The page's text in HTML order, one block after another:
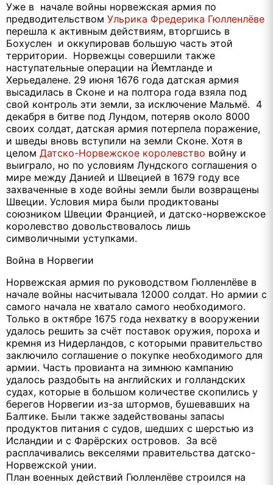
Уже в начале войны норвежская армия по
предводительством Ульрика Фредерика Гюлленлёве
перешла к активным действиям, вторгшись в
Бохуслен и оккупировав большую часть этой
территории. Норвежцы совершили также
наступательные операции на Йемтланде и
Херьедалене. 29 июня 1676 года датская армия
высадилась в Сконе и на полтора года взяла под
свой контроль эти земли, за исключение Мальмё. 4
декабря в битве под Лундом, потеряв около 8000
своих солдат, датская армия потерпела поражение,
и шведы вновь вступили на земли Сконе. Хотя в
целом Датско-Норвежское королевство войну и
выиграло, но по условиям Лундского соглашения о
мире между Данией и Швецией в 1679 году все
захваченные в ходе войны земли были возвращены
Швеции. Условия мира были продиктованы
союзником Швеции Францией, и датско-норвежское
королевство довольствовалось лишь
символичными уступками.
Война в Норвегии
Норвежская армия по руководством Гюлленлёве в
начале войны насчитывала 12000 солдат. Но армии с
самого начала не хватало самого необходимого.
Только в октябре 1675 года нехватку в вооружении
удалось решить за счёт поставок оружия, пороха и
кремня из Нидерландов, с которыми правительство
заключило соглашение о покупке необходимого для
армии. Часть провианта на зимнюю кампанию
удалось раздобыть на английских и голландских
судах, которые в большом количестве скопились у
берегов Норвегии из-за штормов, бушевавших на
Балтике. Были также задействованы запасы
продуктов питания с судов, шедших с шерстью из
Исландии и с Фарёрских островов. За всё
расплачивались векселями правительства датско-
Норвежской унии.
План военных действий Гюлленлёве строился на